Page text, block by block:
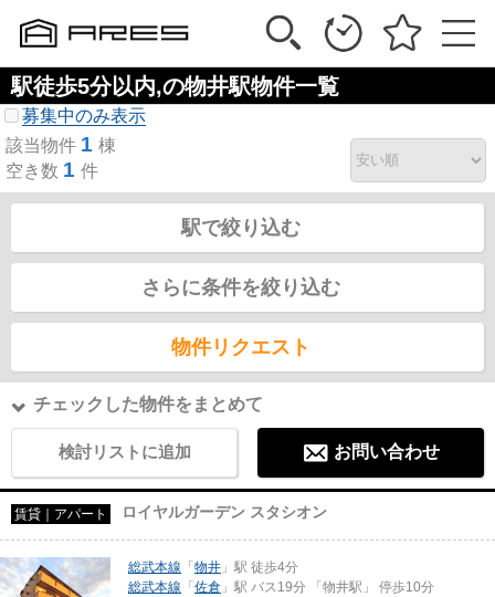
駅徒歩5分以内,の物井駅物件一覧
募集中のみ表示
該当物件 1 棟
空き数 1 件
駅で絞り込む
さらに条件を絞り込む
物件リクエスト
チェックした物件をまとめて
検討リストに追加 お問い合わせ
賃貸｜アパート ロイヤルガーデン スタシオン
総武本線 「物井 」駅 徒歩4分
総武本線 「佐倉 」駅 バス19分 「物井駅」 停歩10分